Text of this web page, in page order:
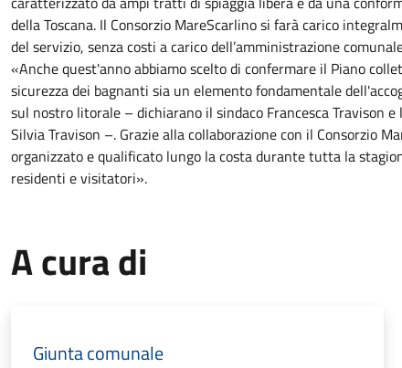
della Toscana. Il Consorzio MareScarlino si farà carico
del servizio, senza costi a carico dell’amministrazione
«Anche quest'anno abbiamo scelto di confermare il Piano
sicurezza dei bagnanti sia un elemento fondamentale
sul nostro litorale – dichiarano il sindaco Francesca Travison
Silvia Travison –. Grazie alla collaborazione con il Consorzio
organizzato e qualificato lungo la costa durante tutta la
residenti e visitatori».
A cura di
Giunta comunale